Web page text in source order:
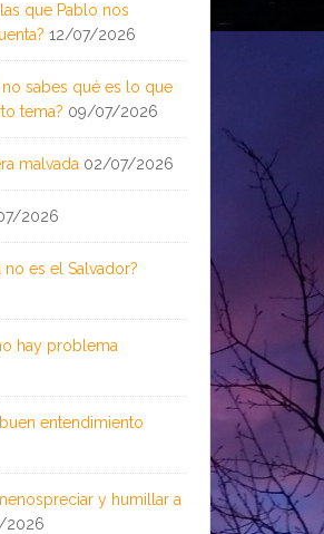
que Pablo nos
12/07/2026
sabes qué es lo que
tema? 09/07/2026
malvada 02/07/2026
2026
no es el Salvador?
hay problema
entendimiento
y humillar a